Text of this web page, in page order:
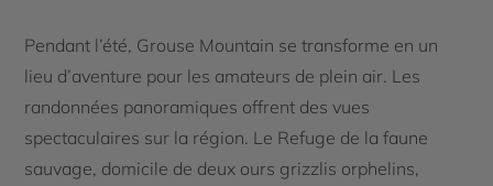
Pendant l’été, Grouse Mountain se transforme en un
lieu d’aventure pour les amateurs de plein air. Les
randonnées panoramiques offrent des vues
spectaculaires sur la région. Le Refuge de la faune
sauvage, domicile de deux ours grizzlis orphelins,